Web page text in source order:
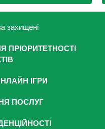
захищені
ПРІОРИТЕТНОСТІ
ІГРИ
ПОСЛУГ